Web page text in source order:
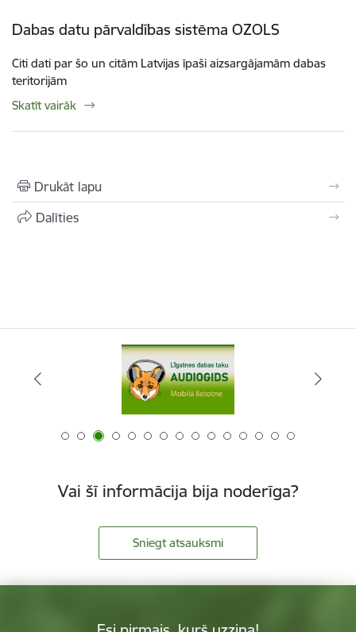
Dabas datu pārvaldības sistēma OZOLS
Citi dati par šo un citām Latvijas īpaši aizsargājamām dabas
teritorijām
Skatīt vairāk
Drukāt lapu
Dalīties
Vai šī informācija bija noderīga?
Sniegt atsauksmi